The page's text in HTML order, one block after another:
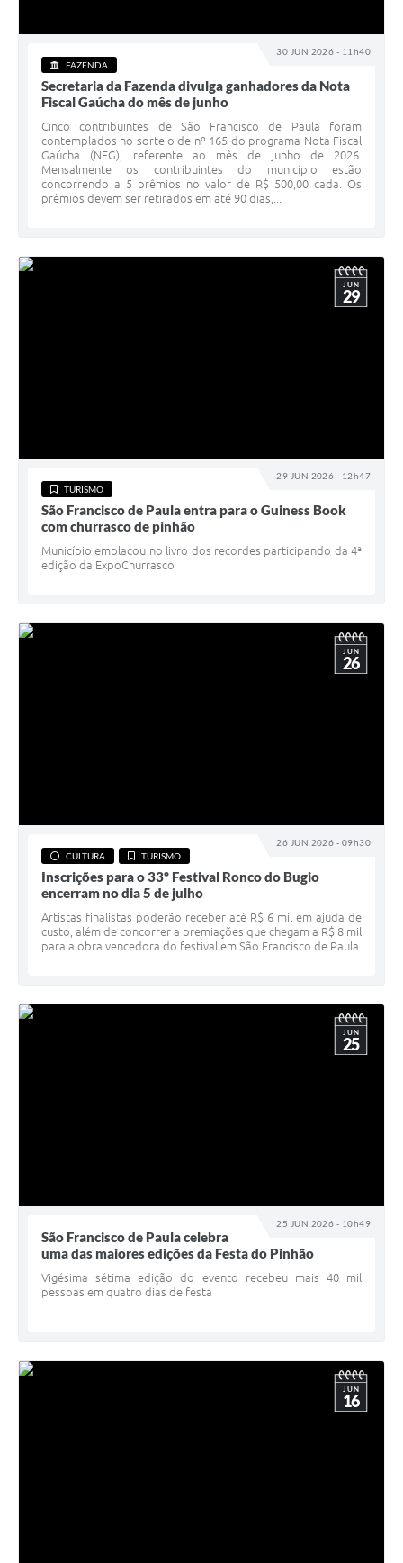
30 JUN 2026 - 11h40
FAZENDA
Secretaria da Fazenda divulga ganhadores da Nota
Fiscal Gaúcha do mês de junho
Cinco contribuintes de São Francisco de Paula foram
contemplados no sorteio de nº 165 do programa Nota Fiscal
Gaúcha (NFG), referente ao mês de junho de 2026.
Mensalmente os contribuintes do município estão
concorrendo a 5 prêmios no valor de R$ 500,00 cada. Os
prêmios devem ser retirados em até 90 dias,...
29 JUN 2026 - 12h47
JUN
29
TURISMO
São Francisco de Paula entra para o Guiness Book
com churrasco de pinhão
Município emplacou no livro dos recordes participando da 4ª
edição da ExpoChurrasco
26 JUN 2026 - 09h30
JUN
26
CULTURA TURISMO
Inscrições para o 33º Festival Ronco do Bugio
encerram no dia 5 de julho
Artistas finalistas poderão receber até R$ 6 mil em ajuda de
custo, além de concorrer a premiações que chegam a R$ 8 mil
para a obra vencedora do festival em São Francisco de Paula.
25 JUN 2026 - 10h49
JUN
25
São Francisco de Paula celebra
uma das maiores edições da Festa do Pinhão
Vigésima sétima edição do evento recebeu mais 40 mil
pessoas em quatro dias de festa
JUN
16